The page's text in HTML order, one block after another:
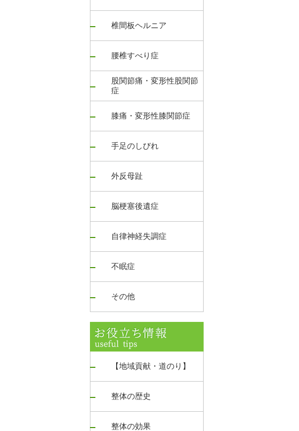
椎間板ヘルニア
腰椎すべり症
股関節痛・変形性股関節
症
膝痛・変形性膝関節症
手足のしびれ
外反母趾
脳梗塞後遺症
自律神経失調症
不眠症
その他
【地域貢献・道のり】
整体の歴史
整体の効果